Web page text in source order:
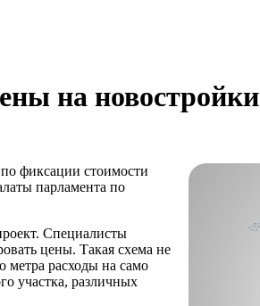
на новостройки
фиксации стоимости
парламента по
Специалисты
цены. Такая схема не
метра расходы на само
участка, различных